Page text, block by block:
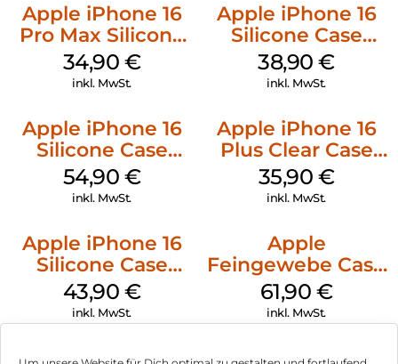
Apple iPhone 16
Pro Max Silicone
Case MagSafe
Denim
34,90 €
inkl. MwSt.
Apple iPhone 16
Silicone Case
MagSafe
Ultramarine
38,90€
inkl. MwSt.
Apple iPhone 16
Silicone Case
MagSafe Black
54,90 €
inkl. MwSt.
Apple iPhone 16
Plus Clear Case
MagSafe
Transparent
35,90 €
inkl. MwSt.
Apple iPhone 16
Silicone Case
MagSafe Plum
43,90 €
inkl. MwSt.
Apple
Feingewebe Case
iPhone 15 Pro
MagSafe Schwarz
61,90 €
inkl. MwSt.